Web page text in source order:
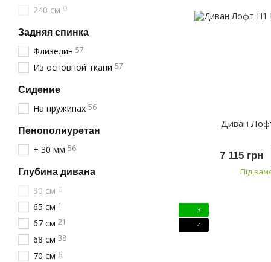
Диван
7 115 грн
Під
3
4
240 см 0
Задняя спинка
Флизелин 57
Из основной ткани 57
Сидение
На пружинах 56
Пенополиуретан
+ 30 мм 56
Глубина дивана
90 см 0
65 см 1
67 см 21
68 см 38
70 см 6